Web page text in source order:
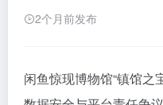
2个月前发布
闲鱼惊现博物馆“镇馆之